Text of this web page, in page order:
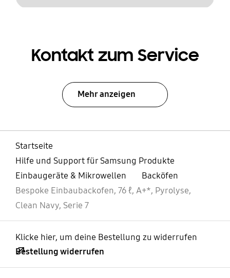
Kontakt zum Service
Mehr anzeigen
Startseite
Hilfe und Support für Samsung Produkte
Einbaugeräte & Mikrowellen
Backöfen
Bespoke Einbaubackofen, 76 ℓ, A+*, Pyrolyse,
Clean Navy, Serie 7
Klicke hier, um deine Bestellung zu widerrufen
Bestellung widerrufen